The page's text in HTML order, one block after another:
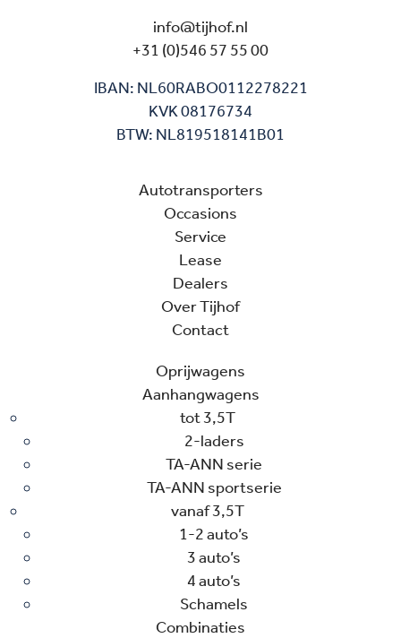
info@tijhof.nl
+31 (0)546 57 55 00
IBAN: NL60RABO0112278221
KVK 08176734
BTW: NL819518141B01
Autotransporters
Occasions
Service
Lease
Dealers
Over Tijhof
Contact
Oprijwagens
Aanhangwagens
tot 3,5T
2-laders
TA-ANN serie
TA-ANN sportserie
vanaf 3,5T
1-2 auto’s
3 auto’s
4 auto’s
Schamels
Combinaties